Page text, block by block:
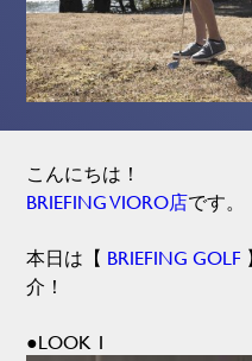
こんにちは！
BRIEFING VIORO店です。
本日は【 BRIEFING GOLF
介！
●LOOK 1